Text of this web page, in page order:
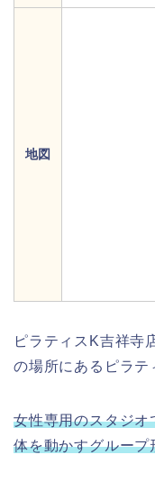
地図
ピラティスK吉祥寺
の場所にあるピラテ
女性専用のスタジ
体を動かすグルー